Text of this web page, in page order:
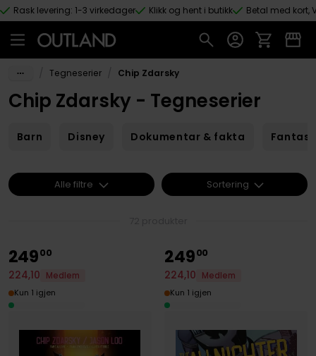
Hopp til hovedinnhold
Rask levering: 1-3 virkedager Klikk og hent i butikk Betal med kort,
Tegneserier Chip Zdarsky
Chip Zdarsky - Tegneserier
Barn Disney Dokumentar & fakta Fantasy
24900
224,10
Medlem
Kun 1 igjen
24900
224,10
Medlem
Kun 1 igjen
Alle filtre Sortering